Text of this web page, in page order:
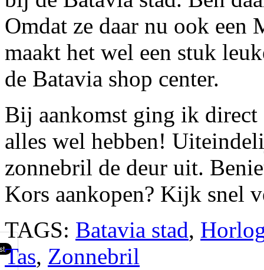
Omdat ze daar nu ook
maakt het wel een stuk
de Batavia shop center.
Bij aankomst ging ik
alles wel hebben!
zonnebril de deur uit.
Kors aankopen? Kijk snel
TAGS: Batavia stad,
Tas, Zonnebril